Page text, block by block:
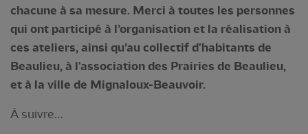
chacune à sa mesure. Merci à toutes les personnes
qui ont participé à l’organisation et la réalisation à
ces ateliers, ainsi qu’au collectif d'habitants de
Beaulieu, à l'association des Prairies de Beaulieu,
et à la ville de Mignaloux-Beauvoir.
À suivre…